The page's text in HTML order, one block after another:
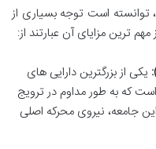
توانسته است توجه بسیاری از
ترین مزایای آن عبارتند از:
یکی از بزرگترین دارایی های
که به طور مداوم در ترویج
جامعه، نیروی محرکه اصلی